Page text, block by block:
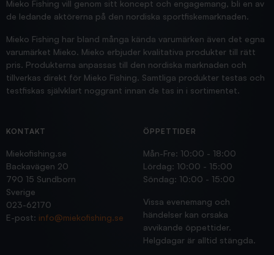
Mieko Fishing vill genom sitt koncept och engagemang, bli en av
de ledande aktörerna på den nordiska sportfiskemarknaden.
Mieko Fishing har bland många kända varumärken även det egna
varumärket Mieko. Mieko erbjuder kvalitativa produkter till rätt
pris. Produkterna anpassas till den nordiska marknaden och
tillverkas direkt för Mieko Fishing. Samtliga produkter testas och
testfiskas självklart noggrant innan de tas in i sortimentet.
KONTAKT
Miekofishing.se
Backavägen 20
790 15 Sundborn
Sverige
023-62170
E-post: info@miekofishing.se
ÖPPETTIDER
Mån-Fre: 10:00 - 18:00
Lördag: 10:00 - 15:00
Söndag: 10:00 - 15:00
Vissa evenemang och
händelser kan orsaka
avvikande öppettider.
Helgdagar är alltid stängda.